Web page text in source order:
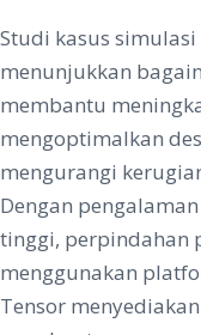
Studi kasus
menunjukkan
membantu
mengoptimalkan
mengurangi
Dengan
tinggi, perpindahan
menggunakan
Tensor